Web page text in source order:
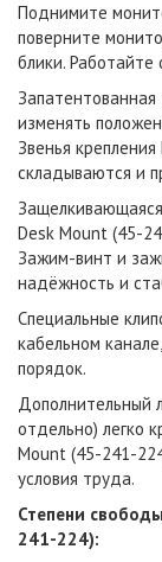
Поднимите
поверните
блики.
Запатентованная
изменять
Звенья
складываются и
Desk Mount (45-
Зажим-винт и
надёжность и
Специальные
кабельном
порядок.
Дополнительный
отдельно) легко
Mount (45-241-
условия труда.
Степени
241-224):